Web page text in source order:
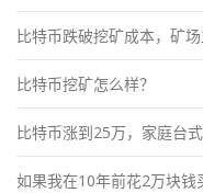
比特币跌破挖矿成本，矿
比特币挖矿怎么样？
比特币涨到25万，家庭台
如果我在10年前花2万块